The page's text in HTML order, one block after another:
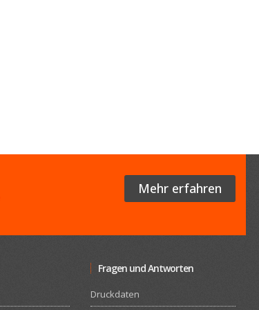
Mehr erfahren
Fragen und Antworten
Druckdaten